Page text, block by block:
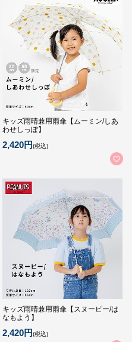
キッズ雨晴兼用雨傘【ムーミン/しあ
わせしっぽ】
2,420円(税込)
キッズ雨晴兼用雨傘【スヌーピー/は
なもよう】
2,420円(税込)